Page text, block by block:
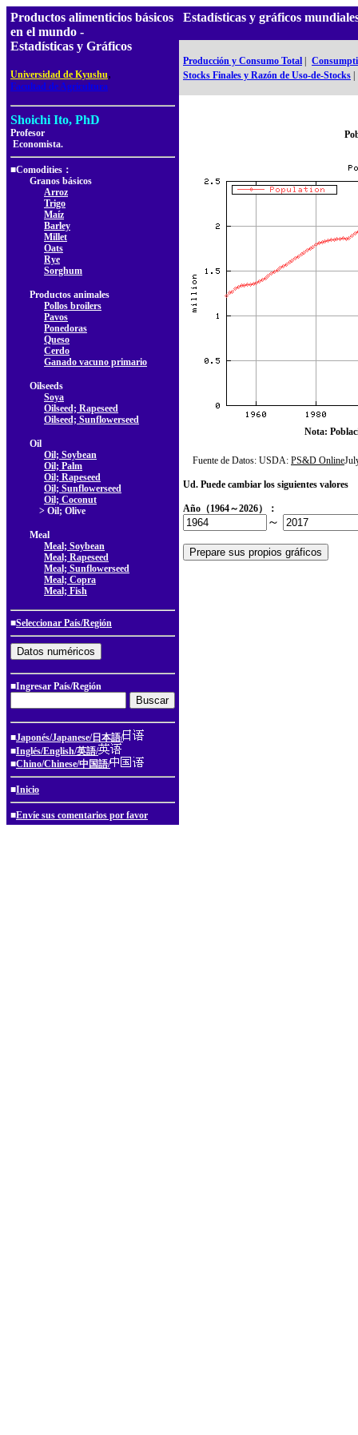
Productos alimenticios básicos
en el mundo -
Estadísticas y Gráficos
Universidad de Kyushu,
Facultad de Agricultura
Shoichi Ito, PhD
Profesor
Economista.
■Comodities：
Granos básicos
Arroz
Trigo
Maíz
Barley
Millet
Oats
Rye
Sorghum
Productos animales
Pollos broilers
Pavos
Ponedoras
Queso
Cerdo
Ganado vacuno primario
Oilseeds
Soya
Oilseed; Rapeseed
Oilseed; Sunflowerseed
Oil
Oil; Soybean
Oil; Palm
Oil; Rapeseed
Oil; Sunflowerseed
Oil; Coconut
> Oil; Olive
Meal
Meal; Soybean
Meal; Rapeseed
Meal; Sunflowerseed
Meal; Copra
Meal; Fish
■Seleccionar País/Región
■Ingresar País/Región
■Japonés/Japanese/日本語/
■Inglés/English/英語/
■Chino/Chinese/中国語/
■Inicio
■Envíe sus comentarios por favor
Estadísticas y gráficos
Producción y Consumo Total
Stocks Finales y Razón de Uso-de-Stocks
Nota:
Fuente de Datos: USDA: PS&D Online
Ud. Puede cambiar los siguientes valores
Año（1964～2026）：
～